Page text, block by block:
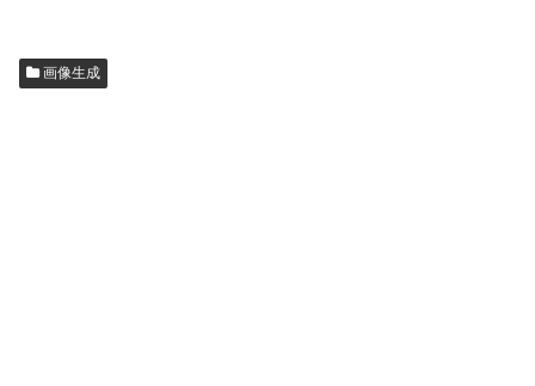
画像生成